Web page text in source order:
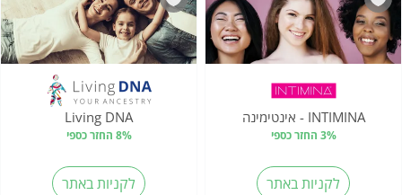
INTIMINA - אינטימינה
3% החזר כספי
לקניות באתר
Living DNA
8% החזר כספי
לקניות באתר